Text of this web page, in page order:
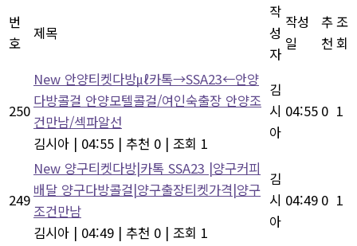
번
호
제목
작
성
자
작성
일
추
천
조
회
250
New 안양티켓다방㎕카톡→SSA23←안양
다방콜걸 안양모텔콜걸/여인숙출장 안양조
건만남/섹파알선
김시아 | 04:55 | 추천 0 | 조회 1
김
시
아
04:55 0 1
249
New 양구티켓다방|카톡 SSA23 |양구커피
배달 양구다방콜걸|양구출장티켓가격|양구
조건만남
김시아 | 04:49 | 추천 0 | 조회 1
김
시
아
04:49 0 1